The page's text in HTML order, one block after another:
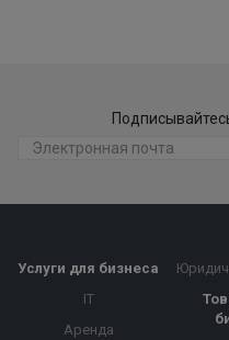
Услуги для бизнеса
IT
Аренда